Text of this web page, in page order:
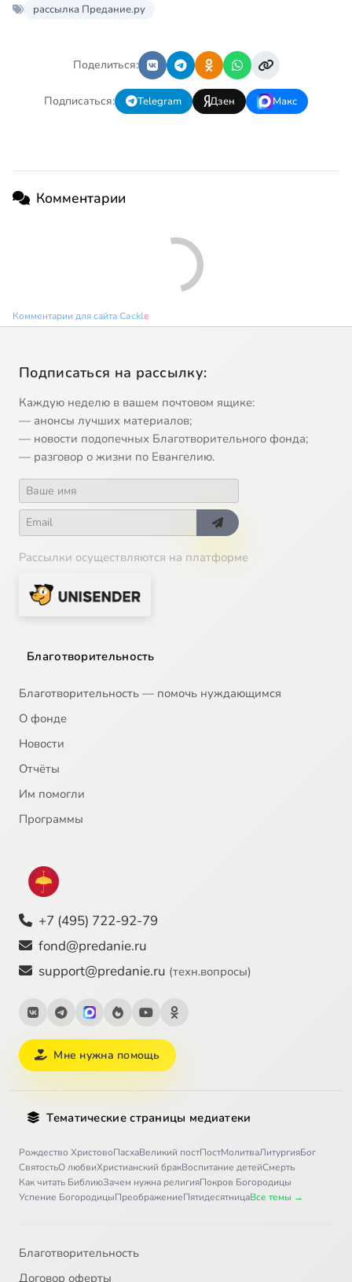
рассылка Предание.ру
Поделиться:
Подписаться: Telegram Дзен Макс
Комментарии
Комментарии для сайтаCackle
Подписаться на рассылку:
Каждую неделю в вашем почтовом ящике:
— анонсы лучших материалов;
— новости подопечных Благотворительного фонда;
— разговор о жизни по Евангелию.
Рассылки осуществляются на платформе
Благотворительность
Благотворительность — помочь нуждающимся
О фонде
Новости
Отчёты
Им помогли
Программы
+7 (495) 722-92-79
fond@predanie.ru
support@predanie.ru (техн.вопросы)
Мне нужна помощь
Тематические страницы медиатеки
Рождество ХристовоПасхаВеликий постПостМолитваЛитургияБог
СвятостьО любвиХристианский бракВоспитание детейСмерть
Как читать БиблиюЗачем нужна религияПокров Богородицы
Успение БогородицыПреображениеПятидесятницаВсе темы →
Благотворительность
Договор оферты